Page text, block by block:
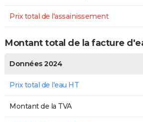
Prix total de l'assainissement
Montant total de la facture
Données 2024
Prix total de l'eau HT
Montant de la TVA